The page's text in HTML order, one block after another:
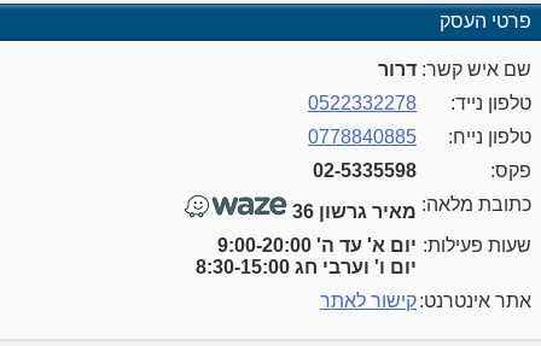
פרטי העסק
שם איש קשר: דרור
טלפון נייד:
0522332278
טלפון נייח:
0778840885
פקס:
02-5335598
כתובת מלאה: מאיר גרשון 36
שעות פעילות: יום א' עד ה' 9:00-20:00
יום ו' וערבי חג 8:30-15:00
אתר אינטרנט:קישור לאתר